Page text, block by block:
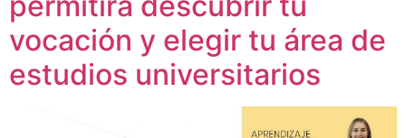
vocación y elegir tu área de
estudios universitarios